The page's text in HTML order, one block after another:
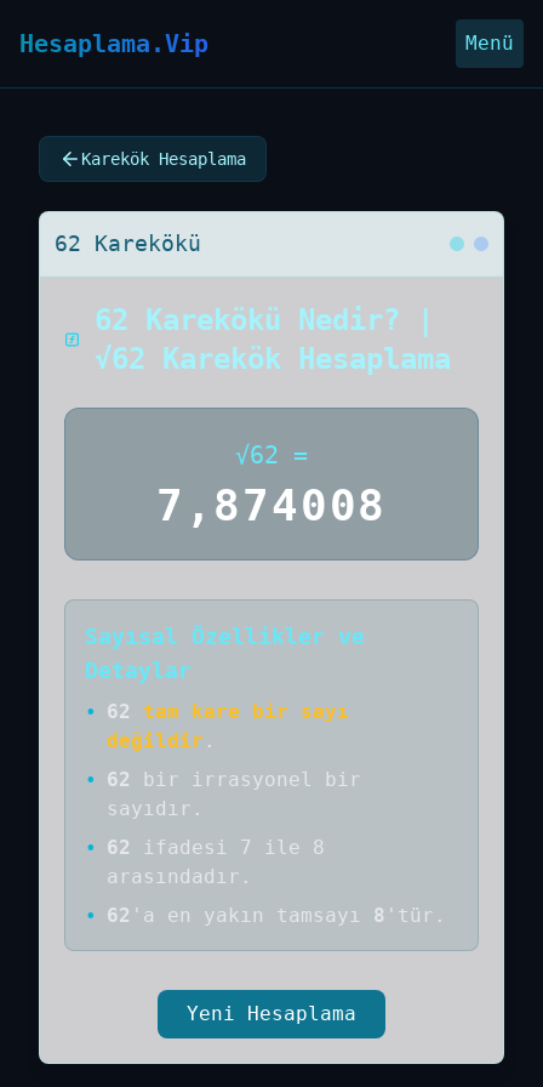
Hesaplama.Vip Menü
Karekök Hesaplama
62 Karekökü
62 Karekökü Nedir? |
√62 Karekök Hesaplama
√62 =
7,874008
Sayısal Özellikler ve
Detaylar
• 62
tam kare bir sayı
değildir .
•
62 bir
irrasyonel bir
sayıdır .
•
62
ifadesi 7 ile 8
arasındadır.
•
62 'a en yakın tamsayı 8 'tür.
Yeni Hesaplama